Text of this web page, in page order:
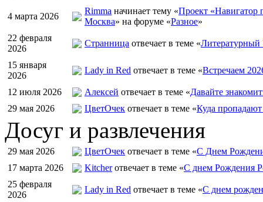
4 марта 2026
Rimma начинает тему «Проект «Навигатор
Москва» на форуме «Разное»
22 февраля
2026
Странница отвечает в теме «Литературный
15 января
2026
Lady in Red отвечает в теме «Встречаем
12 июля 2026 Алексей отвечает в теме «Давайте
29 мая 2026
ЦветOчек отвечает в теме «Куда
Досуг и развлечения
29 мая 2026 ЦветOчек отвечает в теме «С Днем
17 марта 2026
Kitcherотвечает в теме «С днем Рождения
25 февраля
2026
Lady in Red отвечает в теме «С днем